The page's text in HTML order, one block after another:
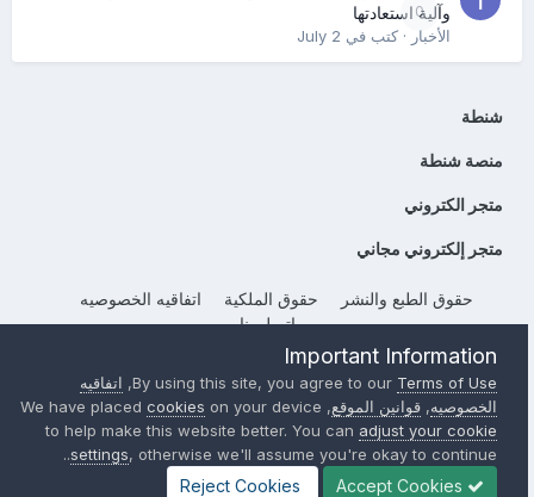
0
وآلية استعادتها
الأخبار· كتب في July 2
شنطة
منصة شنطة
متجر الكتروني
متجر إلكتروني مجاني
حقوق الطبع والنشر حقوق الملكية
اتفاقيه الخصوصيه
إتصل بنا
Powered by Invision CommunityImportant Information
By using this site, you agree to ourTerms of Use
, اتفاقيه
الخصوصيه, قوانين الموقع, We have placed
cookies on your device
to help make this website better. You canadjust your cookie
settings , otherwise we'll assume you're okay to continue..
Accept Cookies